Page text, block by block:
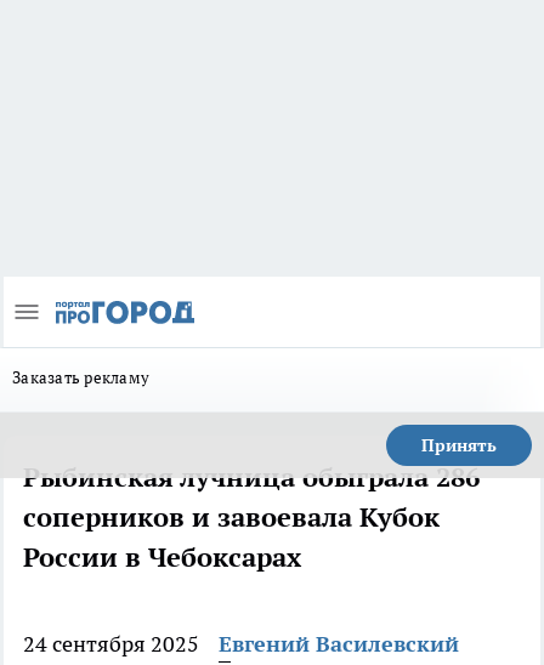
Заказать рекламу
Принять
Рыбинская лучница обыграла 286
соперников и завоевала Кубок
России в Чебоксарах
24 сентября 2025 Евгений Василевский